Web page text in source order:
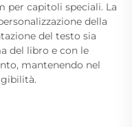
per capitoli speciali. La
della
del testo sia
del libro e con le
mantenendo nel